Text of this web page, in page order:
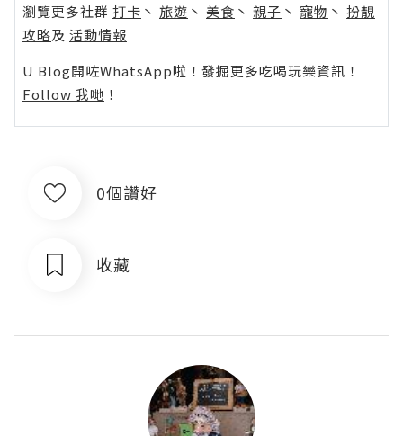
瀏覽更多社群 打卡 丶 旅遊 丶 美食 丶 親子 丶 寵物 丶 扮靚
攻略及 活動情報
U Blog開咗WhatsApp啦！發掘更多吃喝玩樂資訊！
Follow 我哋 ！
0個讚好
收藏